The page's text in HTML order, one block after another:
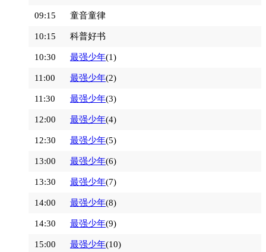
09:15 童音童律
10:15 科普好书
10:30 最强少年(1)
11:00 最强少年(2)
11:30 最强少年(3)
12:00 最强少年(4)
12:30 最强少年(5)
13:00 最强少年(6)
13:30 最强少年(7)
14:00 最强少年(8)
14:30 最强少年(9)
15:00 最强少年(10)